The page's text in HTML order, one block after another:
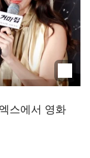
스에서 영화